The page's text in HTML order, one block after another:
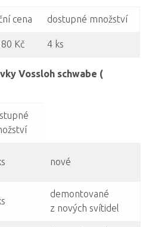
cena dostupné množství
Kč 4 ks
Vossloh schwabe (
nové
demontované
z nových svítidel